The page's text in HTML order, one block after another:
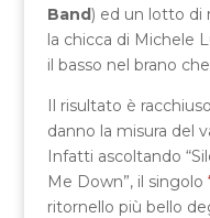
Band) ed un lotto di
la chicca di Michele
il basso nel brano
Il risultato è
danno la misura del
Infatti ascoltando
Me Down”, il singolo
ritornello più bello